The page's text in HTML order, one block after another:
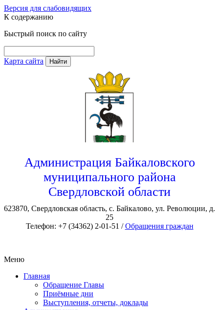
Версия для слабовидящих
К содержанию
Быстрый поиск по сайту
Карта сайта Найти
Администрация Байкаловского
муниципального района
Свердловской области
623870, Свердловская область, с. Байкалово, ул. Революции, д.
25
Телефон: +7 (34362) 2-01-51 /Обращения граждан
Меню
Главная
Обращение Главы
Приёмные дни
Выступления, отчеты, доклады